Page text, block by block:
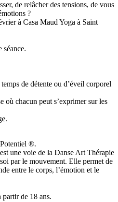
de relâcher des tensions, de vous
?
à Casa Maud Yoga à Saint
de détente ou d’éveil corporel
où chacun peut s’exprimer sur les
®.
une voie de la Danse Art Thérapie
par le mouvement. Elle permet de
entre le corps, l’émotion et le
de 18 ans.